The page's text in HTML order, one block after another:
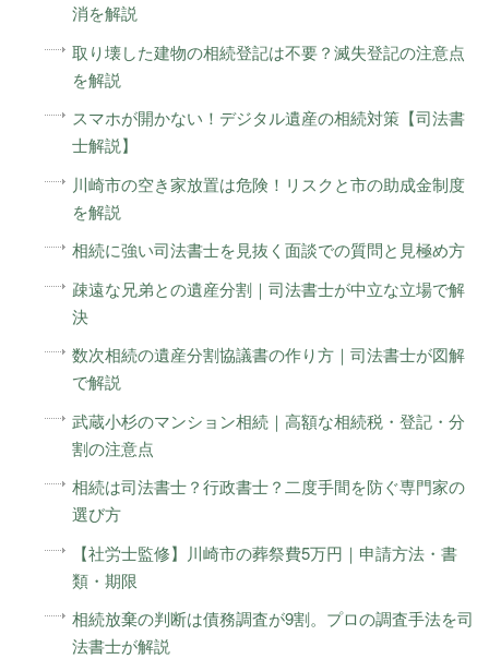
消を解説
取り壊した建物の相続登記は不要？滅失登記の注意点
を解説
スマホが開かない！デジタル遺産の相続対策【司法書
士解説】
川崎市の空き家放置は危険！リスクと市の助成金制度
を解説
相続に強い司法書士を見抜く面談での質問と見極め方
疎遠な兄弟との遺産分割｜司法書士が中立な立場で解
決
数次相続の遺産分割協議書の作り方｜司法書士が図解
で解説
武蔵小杉のマンション相続｜高額な相続税・登記・分
割の注意点
相続は司法書士？行政書士？二度手間を防ぐ専門家の
選び方
【社労士監修】川崎市の葬祭費5万円｜申請方法・書
類・期限
相続放棄の判断は債務調査が9割。プロの調査手法を司
法書士が解説